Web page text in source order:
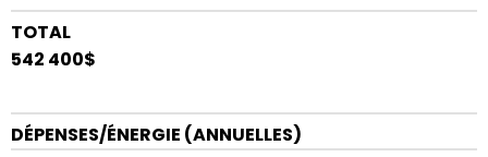
TOTAL
542 400$
DÉPENSES/ÉNERGIE (ANNUELLES)